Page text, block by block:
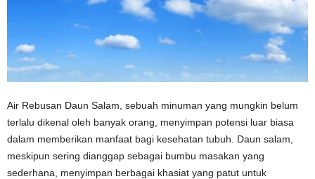
Air Rebusan Daun Salam, sebuah minuman yang mungkin belum
terlalu dikenal oleh banyak orang, menyimpan potensi luar biasa
dalam memberikan manfaat bagi kesehatan tubuh. Daun salam,
meskipun sering dianggap sebagai bumbu masakan yang
sederhana, menyimpan berbagai khasiat yang patut untuk